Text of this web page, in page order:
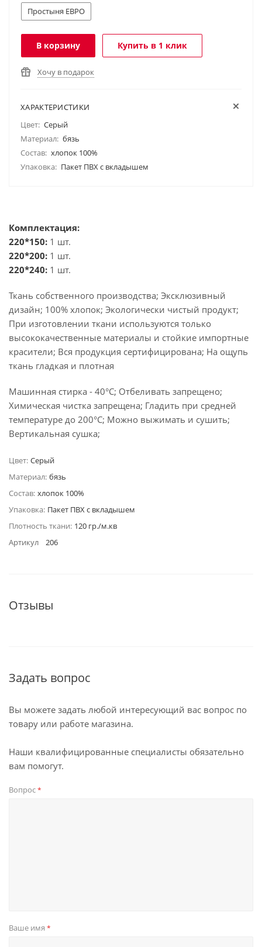
Простыня ЕВРО
В корзину Купить в 1 клик
Хочу в подарок
ХАРАКТЕРИСТИКИ
Цвет: Серый
Материал: бязь
Состав: хлопок 100%
Упаковка: Пакет ПВХ с вкладышем
Комплектация:
220*150: 1 шт.
220*200: 1 шт.
220*240: 1 шт.
Ткань собственного производства; Эксклюзивный
дизайн; 100% хлопок; Экологически чистый продукт;
При изготовлении ткани используются только
высококачественные материалы и стойкие импортные
красители; Вся продукция сертифицирована; На ощупь
ткань гладкая и плотная
Машинная стирка - 40°C; Отбеливать запрещено;
Химическая чистка запрещена; Гладить при средней
температуре до 200°С; Можно выжимать и сушить;
Вертикальная сушка;
Цвет: Серый
Материал: бязь
Состав: хлопок 100%
Упаковка: Пакет ПВХ с вкладышем
Плотность ткани: 120 гр./м.кв
Артикул
206
Отзывы
Задать вопрос
Вы можете задать любой интересующий вас вопрос по
товару или работе магазина.
Наши квалифицированные специалисты обязательно
вам помогут.
Вопрос*
Ваше имя *